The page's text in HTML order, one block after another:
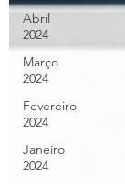
Abril
2024
Março
2024
Fevereiro
2024
Janeiro
2024